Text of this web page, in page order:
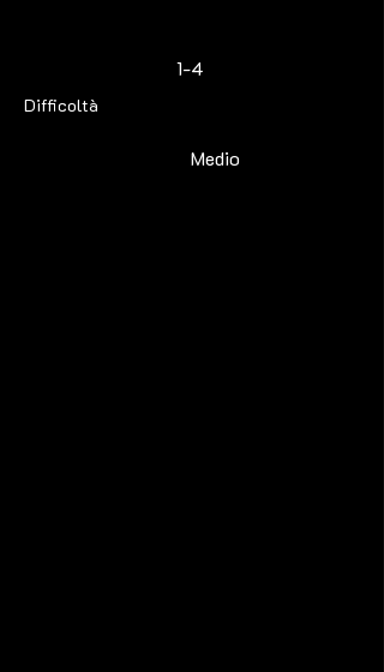
1-4
Difficoltà
Medio